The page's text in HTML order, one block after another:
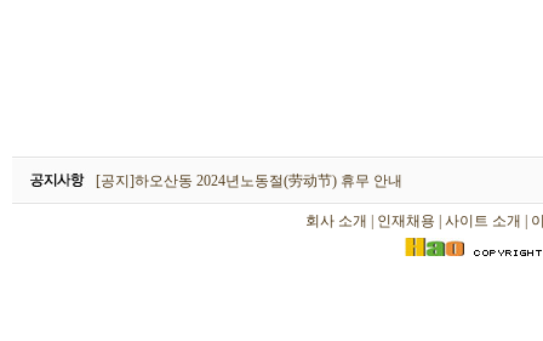
하오산동 2026년 설날(春节) 휴무 안내
[공지]하오산동 2024년노동절(劳动节) 휴무 안내
[공지]하오산동 2024년 설날(春节) 휴무 안내
회사 소개 인재채용 사이트 소개